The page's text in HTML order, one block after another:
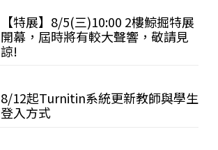
【特展】8/5(三)10:00 2樓鯨掘特展
開幕，屆時將有較大聲響，敬請見
諒!
8/12起Turnitin系統更新教師與學生
登入方式